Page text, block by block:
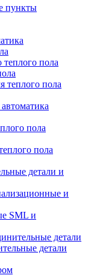
пункты
пола
теплого пола
пола
пола
детали и
и
SML и
детали
детали